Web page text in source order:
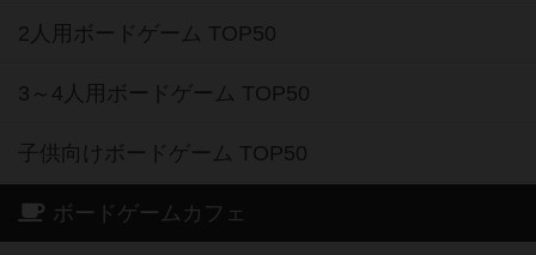
2人用ボードゲーム TOP50
3～4人用ボードゲーム TOP50
子供向けボードゲーム TOP50
ボードゲームカフェ